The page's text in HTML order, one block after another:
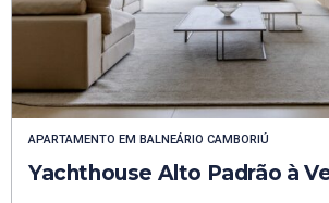
APARTAMENTO EM BALNEÁRIO CAMBORIÚ
Yachthouse Alto Padrão à